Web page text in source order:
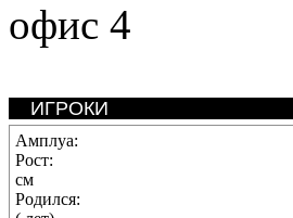
офис 4
ИГРОКИ
Амплуа:
Рост:
см
Родился: